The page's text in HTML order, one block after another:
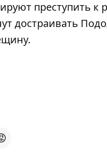
преступить к
достраивать
.